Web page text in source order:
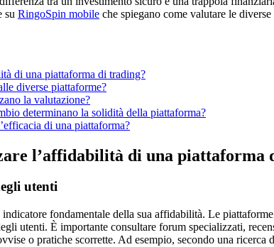
su RingoSpin mobile che spiegano come valutare le
di una piattaforma di trading?
diverse piattaforme?
la valutazione?
determinano la solidità della piattaforma?
di una piattaforma?
l’affidabilità di una piattaforma
utenti
fondamentale della sua affidabilità. Le
utenti. È importante consultare forum specializzati,
o pratiche scorrette. Ad esempio, secondo una